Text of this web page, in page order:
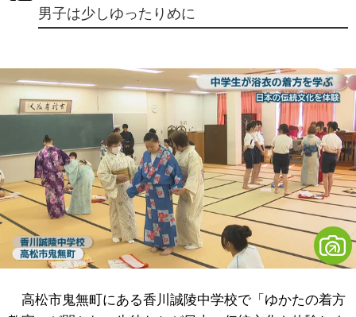
男子は少しゆったりめに
高松市鬼無町にある香川誠陵中学校で「ゆかたの着方